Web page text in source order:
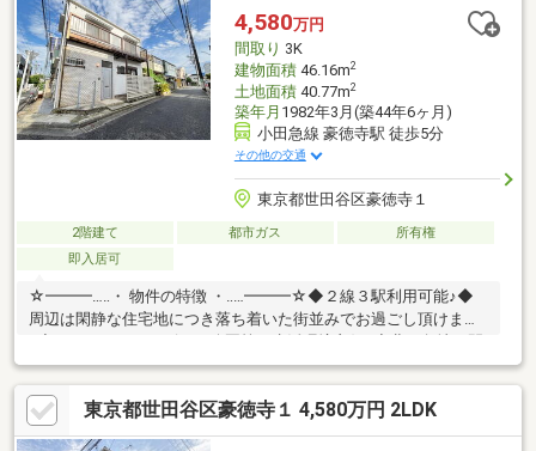
トオリジナルの住宅購入・住替え等について分かりやすく解説し
たガイドブックを【無料プレゼント】～https://wallmate.co.jp/～
4,580万円
間取り 3K
建物面積46.16m2
土地面積40.77m2
築年月 1982年3月(築44年6ヶ月)
小田急線 豪徳寺駅 徒歩5分
その他の交通
東京都世田谷区豪徳寺１
2階建て 都市ガス
所有権
即入居可
☆━━━…‥・ 物件の特徴 ・‥…━━━☆◆２線３駅利用可能♪◆
周辺は閑静な住宅地につき落ち着いた街並みでお過ごし頂けます
放的な立地♪是非、現地をご確認ください!☆━━━…‥・ ━☆━ ・
‥…━━━☆
東京都世田谷区豪徳寺１ 4,580万円 2LDK